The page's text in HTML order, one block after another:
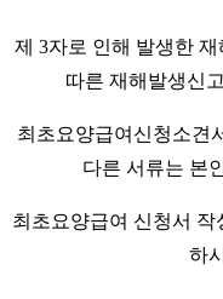
제 3자로 인해 발생한
따른 재해발생신
최초요양급여신청소견
다른 서류는 본
최초요양급여 신청서
하